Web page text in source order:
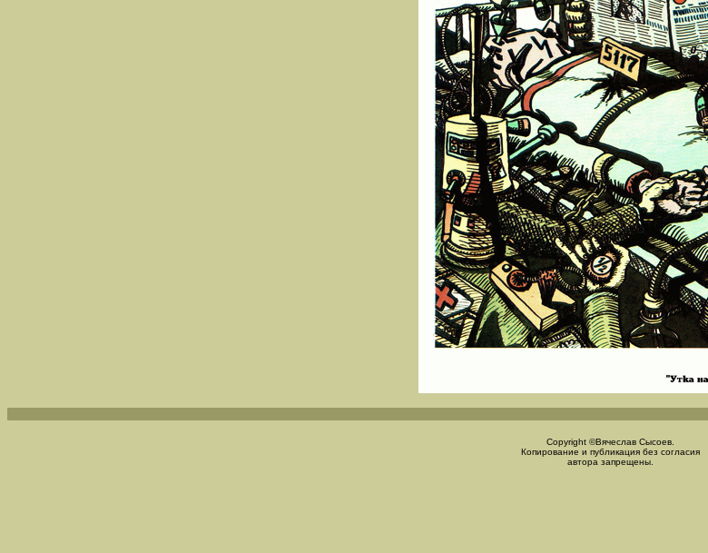
Copyright ©Вячеслав Сысоев.
Копирование и публикация без согласия
автора запрещены.